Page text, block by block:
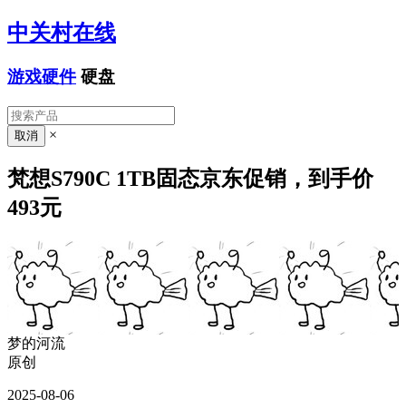
中关村在线
游戏硬件 硬盘
×
梵想S790C 1TB固态京东促销，到手价
493元
梦的河流
原创
2025-08-06